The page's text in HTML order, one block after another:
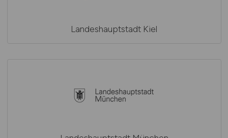
Landeshauptstadt Kiel